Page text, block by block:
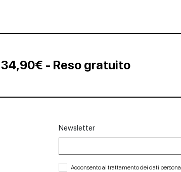
- Reso gratuito
Newsletter
Acconsento al trattamento dei dati